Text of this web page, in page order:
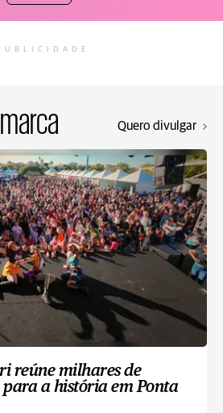
Quero divulgar
reúne milhares de
para a história em Ponta